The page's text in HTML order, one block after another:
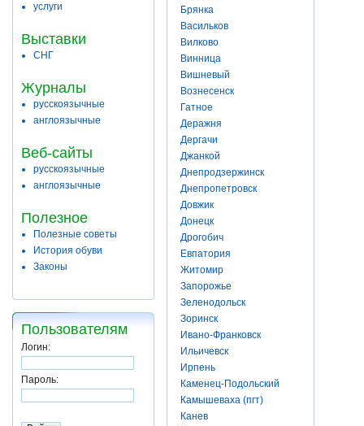
услуги
Выставки
СНГ
Журналы
русскоязычные
англоязычные
Веб-сайты
русскоязычные
англоязычные
Полезное
Полезные советы
История обуви
Законы
Пользователям
Логин:
Пароль:
Брянка
Васильков
Вилково
Винница
Вишневый
Вознесенск
Гатное
Деражня
Дергачи
Джанкой
Днепродзержинск
Днепропетровск
Довжик
Донецк
Дрогобич
Евпатория
Житомир
Запорожье
Зеленодольск
Зоринск
Ивано-Франковск
Ильичевск
Ирпень
Каменец-Подольский
Камышеваха (пгт)
Канев